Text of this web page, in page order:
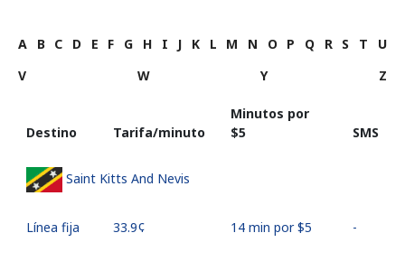
A B C D E F G H I J K L M N O P Q R S T
U
V
W Y Z
Destino Tarifa/minuto
Minutos por
⁦$5⁩
SMS
Saint Kitts And Nevis
Línea fija ⁦33.9¢⁩ 14 min por ⁦$5⁩ -